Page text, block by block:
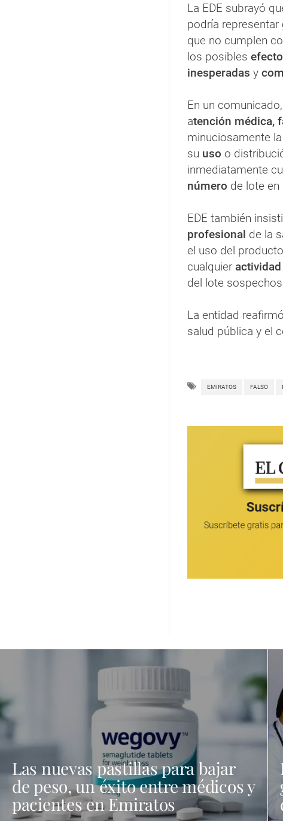
La EDE subrayó
podría representar
que no cumplen
los posibles
inesperadas y
En un
atención médica,
minuciosamente la
su uso o
inmediatamente
número de lote en
EDE también
profesional de la
el uso del
cualquier
del lote
La entidad
salud pública y el
EMIRATOS FALSO
Las nuevas pastillas para bajar
de peso, un éxito entre médicos y
pacientes en Emiratos